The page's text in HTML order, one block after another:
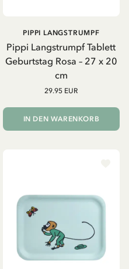
Pippi Langstrumpf Tablett
Geburtstag Rosa – 27 x 20
cm
PIPPI LANGSTRUMPF
29.95 EUR
IN DEN WARENKORB